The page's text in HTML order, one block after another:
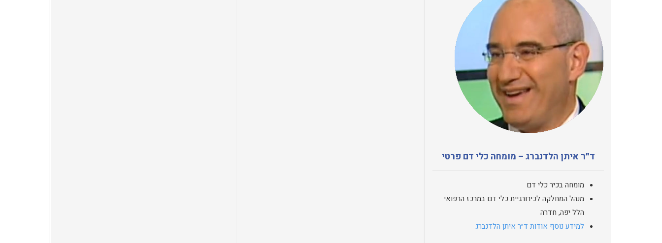
ד״ר איתן הלדנברג – מומחה כלי דם פרטי
מומחה בכיר כלי דם
מנהל המחלקה לכירורגיית כלי דם במרכז הרפואי
הלל יפה, חדרה
למידע נוסף אודות ד״ר איתן הלדנברג